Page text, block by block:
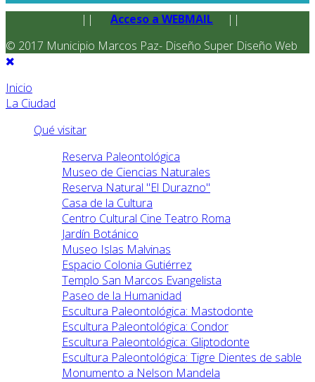
|| Acceso a WEBMAIL
||
© 2017 Municipio Marcos Paz- Diseño Super Diseño Web
Inicio
La Ciudad
Qué visitar
Reserva Paleontológica
Museo de Ciencias Naturales
Reserva Natural "El Durazno"
Casa de la Cultura
Centro Cultural Cine Teatro Roma
Jardín Botánico
Museo Islas Malvinas
Espacio Colonia Gutiérrez
Templo San Marcos Evangelista
Paseo de la Humanidad
Escultura Paleontológica: Mastodonte
Escultura Paleontológica: Condor
Escultura Paleontológica: Gliptodonte
Escultura Paleontológica: Tigre Dientes de sable
Monumento a Nelson Mandela